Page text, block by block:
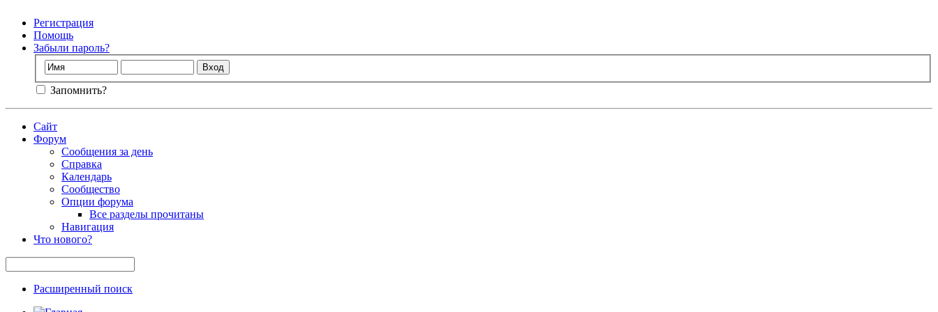
Регистрация
Помощь
Забыли пароль?
Запомнить?
Сайт
Форум
Сообщения за день
Справка
Календарь
Сообщество
Опции форума
Все разделы прочитаны
Навигация
Что нового?
Расширенный поиск